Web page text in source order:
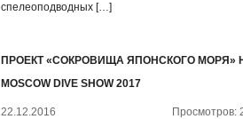
спелеоподводных […]
ПРОЕКТ «СОКРОВИЩА ЯПОНСКОГО МОРЯ»
MOSCOW DIVE SHOW 2017
22.12.2016 Просмотров: